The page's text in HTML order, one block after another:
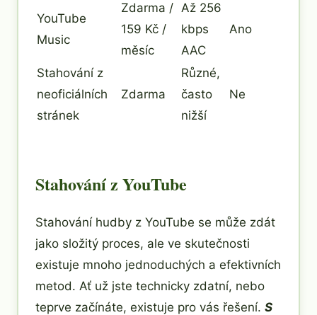
YouTube
Music
Zdarma /
159 Kč /
měsíc
Až 256
kbps
AAC
Ano
Stahování z
neoficiálních
stránek
Zdarma
Různé,
často
nižší
Ne
Stahování z YouTube
Stahování hudby z YouTube se může zdát
jako složitý proces, ale ve skutečnosti
existuje mnoho jednoduchých a efektivních
metod. Ať už jste technicky zdatní, nebo
teprve začínáte, existuje pro vás řešení. S